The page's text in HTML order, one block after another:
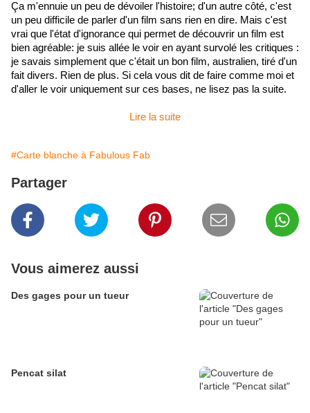
Ça m'ennuie un peu de dévoiler l'histoire; d'un autre côté, c'est
un peu difficile de parler d'un film sans rien en dire. Mais c'est
vrai que l'état d'ignorance qui permet de découvrir un film est
bien agréable: je suis allée le voir en ayant survolé les critiques :
je savais simplement que c'était un bon film, australien, tiré d'un
fait divers. Rien de plus. Si cela vous dit de faire comme moi et
d'aller le voir uniquement sur ces bases, ne lisez pas la suite.
Lire la suite
#Carte blanche à Fabulous Fab
Partager
Vous aimerez aussi
Des gages pour un tueur
Pencat silat